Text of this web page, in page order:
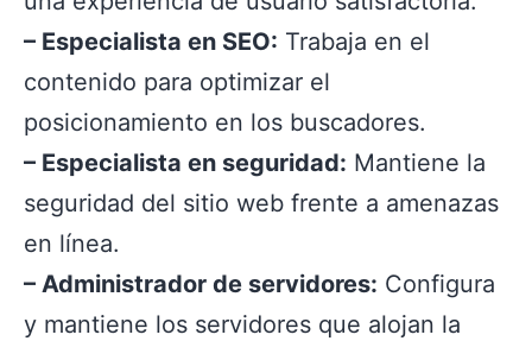
– Especialista en SEO: Trabaja en el
contenido para optimizar el
posicionamiento en los buscadores.
– Especialista en seguridad: Mantiene la
seguridad del sitio web frente a amenazas
en línea.
– Administrador de servidores: Configura
y mantiene los servidores que alojan la